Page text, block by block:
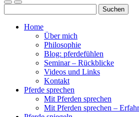
Mobile-
Menü
Suchfeld
ein-/ausblenden
nach:
Home
Über mich
Philosophie
Blog: pferdefühlen
Seminar – Rückblicke
Videos und Links
Kontakt
Pferde sprechen
Mit Pferden sprechen
Mit Pferden sprechen –